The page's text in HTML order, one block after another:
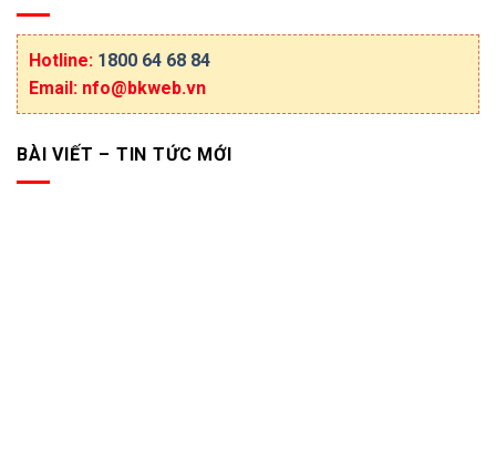
Hotline: 1800 64 68 84
Email: nfo@bkweb.vn
BÀI VIẾT – TIN TỨC MỚI